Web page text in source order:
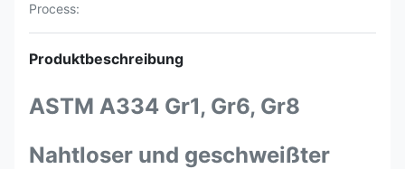
Process:
Produktbeschreibung
ASTM A334 Gr1, Gr6, Gr8
Nahtloser und geschweißter